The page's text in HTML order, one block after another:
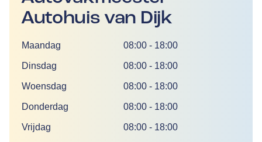
Autohuis van Dijk
DagTijd
Maandag 08:00 - 18:00
Dinsdag 08:00 - 18:00
Woensdag 08:00 - 18:00
Donderdag 08:00 - 18:00
Vrijdag 08:00 - 18:00